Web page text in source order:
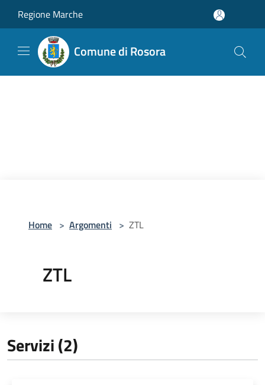
Regione Marche
Comune di Rosora
Home > Argomenti > ZTL
ZTL
Servizi (2)